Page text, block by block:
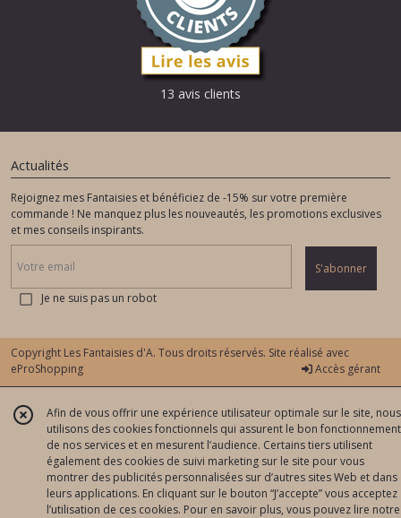
13 avis clients
Actualités
Rejoignez mes Fantaisies et bénéficiez de -15% sur votre première
commande ! Ne manquez plus les nouveautés, les promotions exclusives
et mes conseils inspirants.
S'abonner
Je ne suis pas un robot
Copyright Les Fantaisies d'A. Tous droits réservés. Site réalisé avec
eProShopping
Accès gérant
Afin de vous offrir une expérience utilisateur optimale sur le site, nous
utilisons des cookies fonctionnels qui assurent le bon fonctionnement
de nos services et en mesurent l’audience. Certains tiers utilisent
également des cookies de suivi marketing sur le site pour vous
montrer des publicités personnalisées sur d’autres sites Web et dans
leurs applications. En cliquant sur le bouton “J’accepte” vous acceptez
l’utilisation de ces cookies. Pour en savoir plus, vous pouvez lire notre